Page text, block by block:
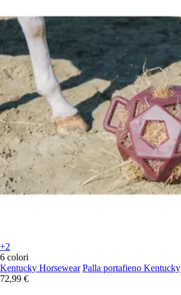
+2
6 colori
Kentucky Horsewear Palla portafieno Kentucky
72,99 €